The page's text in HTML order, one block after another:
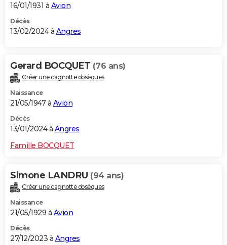
16/01/1931 à Avion
Décès
13/02/2024 à Angres
Gerard BOCQUET (76 ans)
Créer une cagnotte obsèques
Naissance
21/05/1947 à Avion
Décès
13/01/2024 à Angres
Famille BOCQUET
Simone LANDRU (94 ans)
Créer une cagnotte obsèques
Naissance
21/05/1929 à Avion
Décès
27/12/2023 à Angres